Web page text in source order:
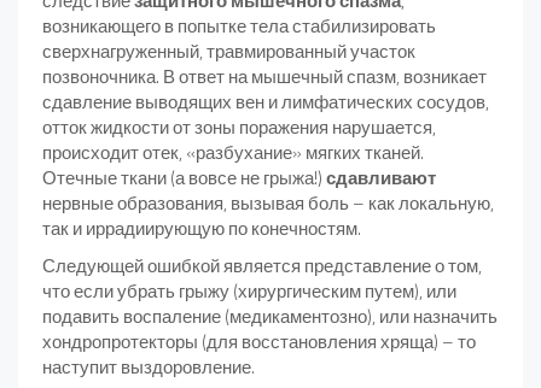
возникающего в попытке тела стабилизировать
сверхнагруженный, травмированный участок
позвоночника. В ответ на мышечный спазм, возникает
сдавление выводящих вен и лимфатических сосудов,
отток жидкости от зоны поражения нарушается,
происходит отек, «разбухание» мягких тканей.
Отечные ткани (а вовсе не грыжа!)сдавливают
нервные образования, вызывая боль – как локальную,
так и иррадиирующую по конечностям.
Следующей ошибкой является представление о том,
что если убрать грыжу (хирургическим путем), или
подавить воспаление (медикаментозно), или назначить
хондропротекторы (для восстановления хряща) – то
наступит выздоровление.